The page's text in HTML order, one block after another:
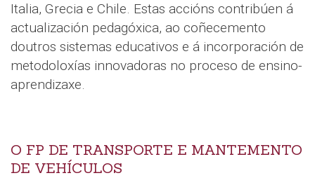
Italia, Grecia e Chile. Estas accións contribúen á
actualización pedagóxica, ao coñecemento
doutros sistemas educativos e á incorporación de
metodoloxías innovadoras no proceso de ensino-
aprendizaxe.
O FP DE TRANSPORTE E MANTEMENTO
DE VEHÍCULOS